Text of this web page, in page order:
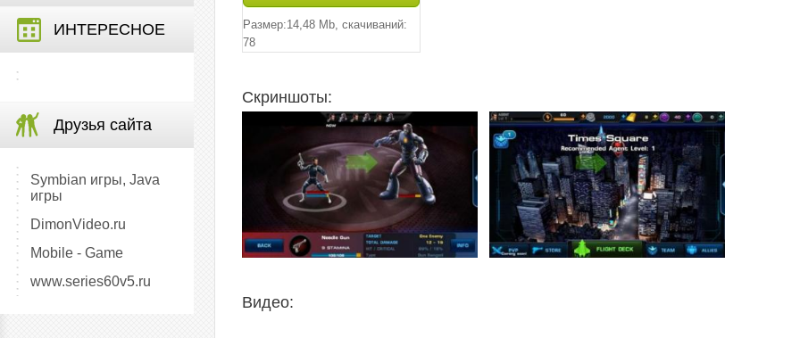
ИНТЕРЕСНОЕ
Друзья сайта
Symbian игры, Java
игры
DimonVideo.ru
Mobile - Game
www.series60v5.ru
Размер:14,48 Mb, cкачиваний:
78
Скриншоты:
Видео: